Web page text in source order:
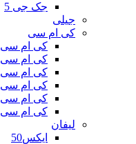
جک جی 5
جیلی
کی ام سی
کی ام سی A5
کی ام سی J7
کی ام سی K7
کی ام سی T8
کی ام سی T9
کی ام سی X5
لیفان
ایکس50